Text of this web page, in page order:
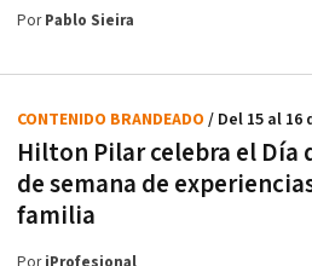
PorPablo Sieira
Hilton Pilar celebra el Día
de semana de
familia
CONTENIDO BRANDEADO / Del 15 al 16